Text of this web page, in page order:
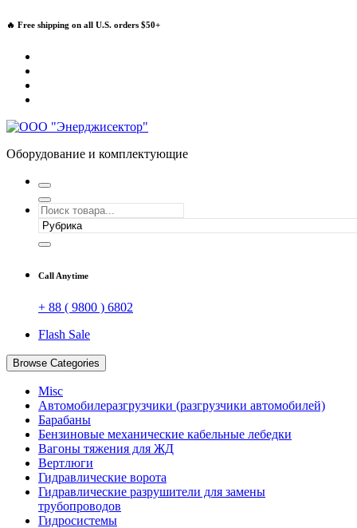
Перейти
содержимому
🔥 Free shipping on all U.S. orders $50+
Оборудование и комплектующие
Call Anytime
+ 88 ( 9800 ) 6802
Flash Sale
Browse Categories
Misc
Автомобилеразгрузчики (разгрузчики автомобилей)
Барабаны
Бензиновые механические кабельные лебедки
Вагоны тяжения для ЖД
Вертлюги
Гидравлические ворота
Гидравлические разрушители для замены
трубопроводов
Гидросистемы